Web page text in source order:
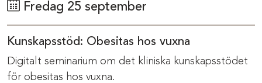
Fredag 25 september
Kunskapsstöd: Obesitas hos vuxna
Digitalt seminarium om det kliniska kunskapsstödet
för obesitas hos vuxna.